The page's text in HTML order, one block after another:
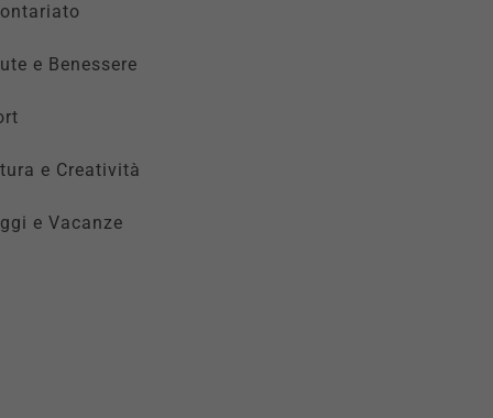
e Benessere
e Creatività
e Vacanze